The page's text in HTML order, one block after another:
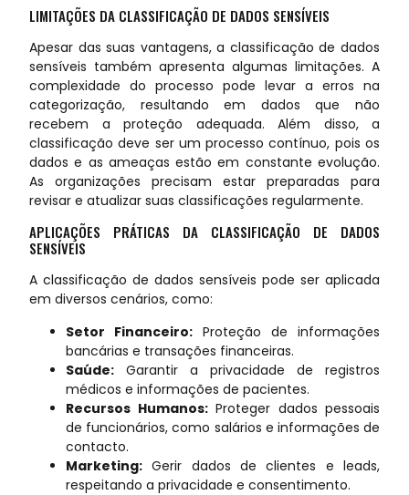
LIMITAÇÕES DA CLASSIFICAÇÃO DE DADOS SENSÍVEIS
Apesar das suas vantagens, a classificação de dados
sensíveis também apresenta algumas limitações. A
complexidade do processo pode levar a erros na
categorização, resultando em dados que não
recebem a proteção adequada. Além disso, a
classificação deve ser um processo contínuo, pois os
dados e as ameaças estão em constante evolução.
As organizações precisam estar preparadas para
revisar e atualizar suas classificações regularmente.
APLICAÇÕES PRÁTICAS DA CLASSIFICAÇÃO DE DADOS
SENSÍVEIS
A classificação de dados sensíveis pode ser aplicada
em diversos cenários, como:
Setor Financeiro: Proteção de informações
bancárias e transações financeiras.
Saúde: Garantir a privacidade de registros
médicos e informações de pacientes.
Recursos Humanos:Proteger dados pessoais
de funcionários, como salários e informações de
contacto.
Marketing: Gerir dados de clientes e leads,
respeitando a privacidade e consentimento.